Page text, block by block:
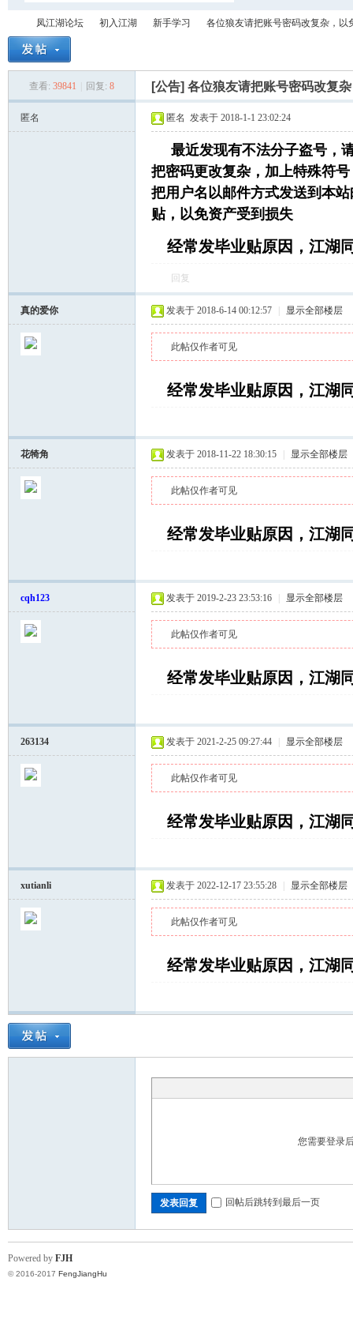
搜
索
坛
凤江湖论坛 初入江湖 新手学习
›
各位狼友请把账号密码改复杂，以
查看: 39841 回复: 8 [公告] 各位狼友请把账号密码改复
匿名 匿名 发表于 2018-1-1 23:02:24
最近发现有不法分子盗号，
把密码更改复杂，加上特殊符
把用户名以邮件方式发送到本站
贴，以免资产受到损失
经常发毕业贴原因，江湖
回复
真的爱你 发表于 2018-6-14 00:12:57 显示全部楼层
此帖仅作者可见
经常发毕业贴原因，江湖
花犄角 发表于 2018-11-22 18:30:15 显示全部楼层
此帖仅作者可见
经常发毕业贴原因，江湖
cqh123 发表于 2019-2-23 23:53:16 显示全部楼层
此帖仅作者可见
经常发毕业贴原因，江湖
263134 发表于 2021-2-25 09:27:44 显示全部楼层
此帖仅作者可见
经常发毕业贴原因，江湖
xutianli 发表于 2022-12-17 23:55:28 显示全部楼层
此帖仅作者可见
经常发毕业贴原因，江湖
您需要登录
发表回复 回帖后跳转到最后一页
Powered by FJH
© 2016-2017 FengJiangHu